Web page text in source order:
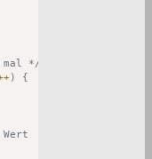
*/
)
{